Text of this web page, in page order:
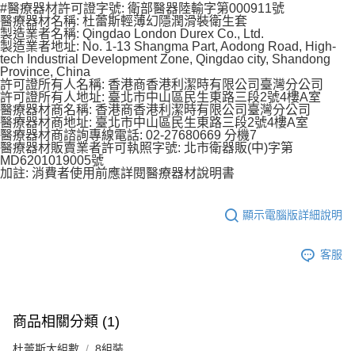
#醫療器材許可證字號: 衛部醫器陸輸字第000911號
醫療器材名稱: 杜蕾斯輕薄幻隱潤滑裝衛生套
製造業者名稱: Qingdao London Durex Co., Ltd.
製造業者地址: No. 1-13 Shangma Part, Aodong Road, High-
tech Industrial Development Zone, Qingdao city, Shandong
Province, China
許可證所有人名稱: 香港商香港利潔時有限公司臺灣分公司
許可證所有人地址: 臺北市中山區民生東路三段2號4樓A室
醫療器材商名稱: 香港商香港利潔時有限公司臺灣分公司
醫療器材商地址: 臺北市中山區民生東路三段2號4樓A室
醫療器材商諮詢專線電話: 02-27680669 分機7
醫療器材販賣業者許可執照字號: 北市衛器販(中)字第
MD6201019005號
加註: 消費者使用前應詳閱醫療器材說明書
顯示電腦版詳細說明
客服
商品相關分類 (1)